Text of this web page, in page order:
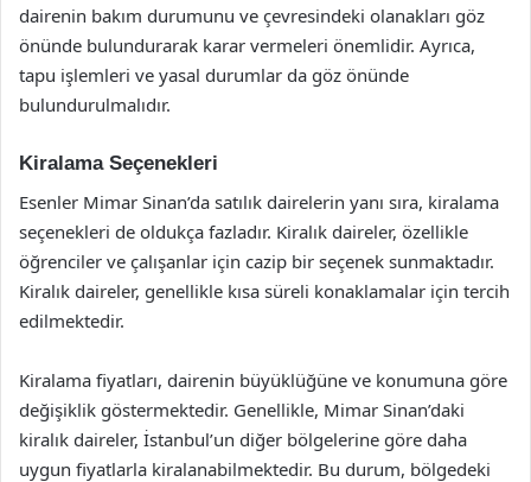
dairenin bakım durumunu ve çevresindeki olanakları göz
önünde bulundurarak karar vermeleri önemlidir. Ayrıca,
tapu işlemleri ve yasal durumlar da göz önünde
bulundurulmalıdır.
Kiralama Seçenekleri
Esenler Mimar Sinan’da satılık dairelerin yanı sıra, kiralama
seçenekleri de oldukça fazladır. Kiralık daireler, özellikle
öğrenciler ve çalışanlar için cazip bir seçenek sunmaktadır.
Kiralık daireler, genellikle kısa süreli konaklamalar için tercih
edilmektedir.
Kiralama fiyatları, dairenin büyüklüğüne ve konumuna göre
değişiklik göstermektedir. Genellikle, Mimar Sinan’daki
kiralık daireler, İstanbul’un diğer bölgelerine göre daha
uygun fiyatlarla kiralanabilmektedir. Bu durum, bölgedeki